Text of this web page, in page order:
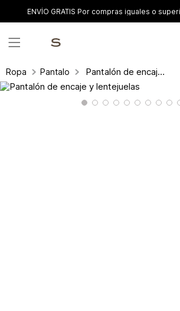
ENVÍO GRATIS Por compras iguales o
Ropa Pantalones y leggings Pantalón de encaje y lentejuelas